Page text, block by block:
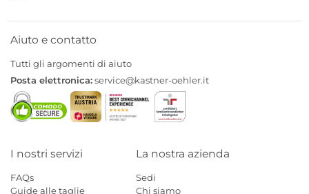
Aiuto e contatto
Tutti gli argomenti di aiuto
Posta elettronica:service@kastner-oehler.it
I nostri servizi
FAQs
Guide alle taglie
La nostra azienda
Sedi
Chi siamo